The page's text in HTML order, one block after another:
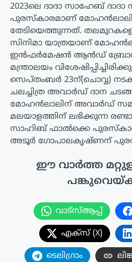
2023ലെ ദാദാ സാഹേബ്
പുരസ്കാരമാണ്
തേടിയെത്തുന്നത്. തലമുറകളെ
സിനിമാ യാത്രയാണ്
ഇൻഫർമേഷൻ ആൻഡ്
മന്ത്രാലയം
സെപ്തംബർ 23ന്(ചൊവ്വ)
ചലച്ചിത്ര അവാർഡ് ദാന
മോഹന്‍ലാലിന് അവാർഡ്
മലയാളത്തിന് ലഭിക്കുന്ന
സാഹിബ് ഫാൽക്കെ
അടൂര്‍ ഗോപാലകൃഷ്ണന്
ഈ വാർത്ത
വാട്സ്ആപ്പ്
എക്സ് (X)
ടെലിഗ്രാം